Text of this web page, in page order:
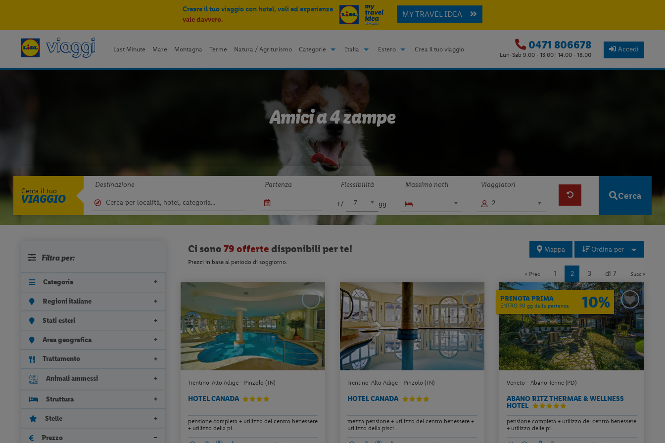
Creare il tuo viaggio con hotel, voli ed esperienze
vale davvero.
MY TRAVEL IDEA
Last Minute Mare Montagna Terme Natura / Agriturismo Categorie Italia Estero Crea il tuo viaggio 0471 806678
Lun-Sab 9.00 - 13.00 | 14.00 - 18.00
Accedi
Amici a 4 zampe
Cerca il tuo
VIAGGIO
Destinazione Partenza Flessibilità
+/- gg
Massimo notti Viaggiatori
Cerca
Filtra per:
Categoria
Regioni italiane
Stati esteri
Area geografica
Trattamento
Animali ammessi
Struttura
Stelle
Prezzo
Ci sono 79 offerte disponibili per te!
Prezzi in base al periodo di soggiorno.
Mappa Ordina per
« Prec 1 2 3 di 7 Succ »
Trentino-Alto Adige - Pinzolo (TN)
HOTEL CANADA
pensione completa + utilizzo del centro benessere
+ utilizzo della pi...
Trentino-Alto Adige - Pinzolo (TN)
HOTEL CANADA
mezza pensione + utilizzo del centro benessere +
utilizzo della pisci...
PRENOTA PRIMA
ENTRO 30 gg dalla partenza 10%
Veneto - Abano Terme (PD)
ABANO RITZ THERMAE & WELLNESS
HOTEL
pensione completa + utilizzo del centro benessere
+ utilizzo delle pi...